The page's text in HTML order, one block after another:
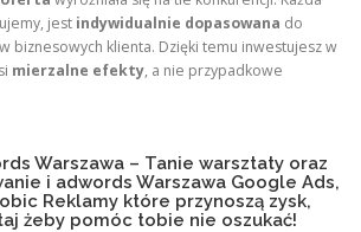
jest indywidualnie dopasowana do
biznesowych klienta. Dzięki temu inwestujesz w
mierzalne efekty, a nie przypadkowe
Warszawa – Tanie warsztaty oraz
i adwords Warszawa Google Ads,
Reklamy które przynoszą zysk,
żeby pomóc tobie nie oszukać!